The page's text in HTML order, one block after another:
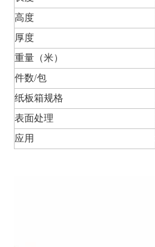
高度
厚度
重量（米）
件数/包
纸板箱规格
表面处理
应用